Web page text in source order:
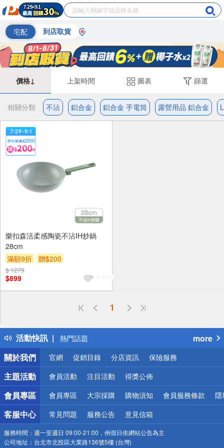
宅配 到店取貨
價格↓ 上架時間 圖表 篩選
相關分類 不沾 鋁合金 鋁合金 手電筒 露營用品 鋁合金
樂扣森活柔感陶瓷不沾IH炒鍋
28cm
滿額9折
贈$200
$ 1279
$899
1
活動快訊
偏遠地區配送
得獎公告
熱門話題
銀行優惠
偏遠地區配送
詐騙網頁！請小心！
more
關於我們
官網 促銷目錄 分店資訊 保險服務
主題活動 會員活動 注目活動 得獎公佈
會員專區 會員專區 大宗採購 購物須知 會員服務條款 隱
客服中心 常見問題 服務公告 意見信箱
服務時間： 週一至週日 09:00-21:00，例假日依網站公告為主
公司地址： 台北市北投區大業路136號5樓 (台灣)